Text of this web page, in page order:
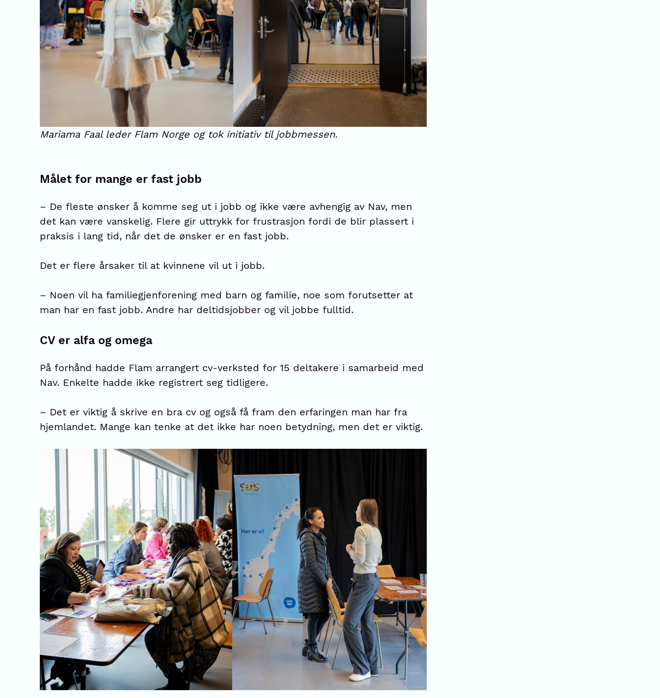
Mariama Faal leder Flam Norge og tok initiativ til jobbmessen.
Målet for mange er fast jobb
– De fleste ønsker å komme seg ut i jobb og ikke være avhengig av Nav, men
det kan være vanskelig. Flere gir uttrykk for frustrasjon fordi de blir plassert i
praksis i lang tid, når det de ønsker er en fast jobb.
Det er flere årsaker til at kvinnene vil ut i jobb.
– Noen vil ha familiegjenforening med barn og familie, noe som forutsetter at
man har en fast jobb. Andre har deltidsjobber og vil jobbe fulltid.
CV er alfa og omega
På forhånd hadde Flam arrangert cv-verksted for 15 deltakere i samarbeid med
Nav. Enkelte hadde ikke registrert seg tidligere.
– Det er viktig å skrive en bra cv og også få fram den erfaringen man har fra
hjemlandet. Mange kan tenke at det ikke har noen betydning, men det er viktig.